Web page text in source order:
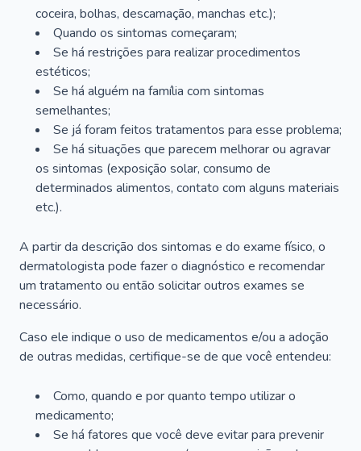
coceira, bolhas, descamação, manchas etc.);
Quando os sintomas começaram;
Se há restrições para realizar procedimentos
estéticos;
Se há alguém na família com sintomas
semelhantes;
Se já foram feitos tratamentos para esse problema;
Se há situações que parecem melhorar ou agravar
os sintomas (exposição solar, consumo de
determinados alimentos, contato com alguns materiais
etc.).
A partir da descrição dos sintomas e do exame físico, o
dermatologista pode fazer o diagnóstico e recomendar
um tratamento ou então solicitar outros exames se
necessário.
Caso ele indique o uso de medicamentos e/ou a adoção
de outras medidas, certifique-se de que você entendeu:
Como, quando e por quanto tempo utilizar o
medicamento;
Se há fatores que você deve evitar para prevenir